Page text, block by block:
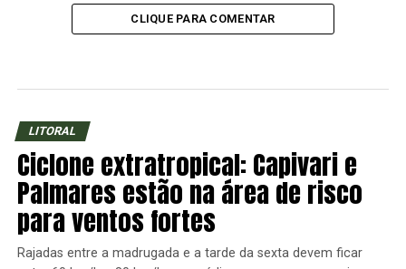
CLIQUE PARA COMENTAR
LITORAL
Ciclone extratropical: Capivari e
Palmares estão na área de risco
para ventos fortes
Rajadas entre a madrugada e a tarde da sexta devem ficar